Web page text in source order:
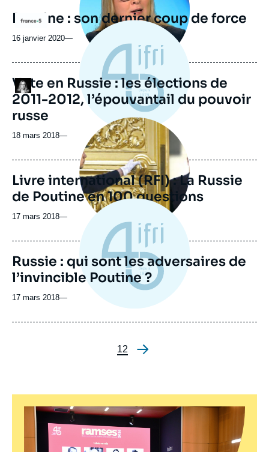
Logo
Poutine : son dernier coup de force
16 janvier 2020—
Logo
Vote en Russie : les élections de
2011-2012, l’épouvantail du pouvoir
russe
18 mars 2018—
Image
principale
médiatique
Livre international (RFI) : La Russie
de Poutine en 100 questions
17 mars 2018—
Russie : qui sont les adversaires de
l’invincible Poutine ?
17 mars 2018—
Pagination
Page
1Page
2